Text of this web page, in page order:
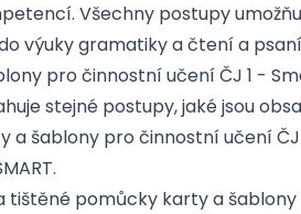
Všechny postupy
výuky gramatiky a čtení a
pro činnostní učení ČJ 1 -
stejné postupy, jaké jsou
a šablony pro činnostní učení
tištěné pomůcky karty a šablony